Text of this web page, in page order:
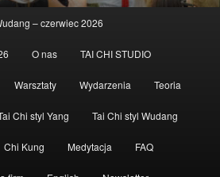
– czerwiec 2026
O nas TAI CHI STUDIO
Warsztaty Wydarzenia Teoria
Chi styl Yang Tai Chi styl Wudang
Chi Kung Medytacja FAQ